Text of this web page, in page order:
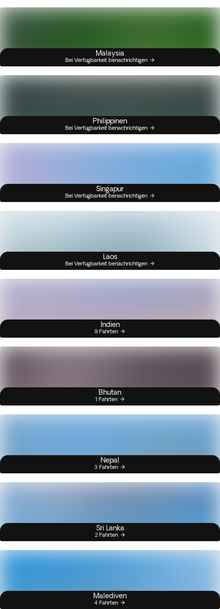
Malaysia
Bei Verfügbarkeit benachrichtigen
Philippinen
Bei Verfügbarkeit benachrichtigen
Singapur
Bei Verfügbarkeit benachrichtigen
Laos
Bei Verfügbarkeit benachrichtigen
Indien
9 Fahrten
Bhutan
1 Fahrten
Nepal
3 Fahrten
Sri Lanka
2 Fahrten
Malediven
4 Fahrten